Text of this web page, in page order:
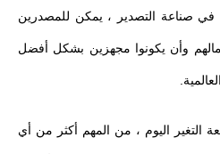
في صناعة التصدير ، يمكن للمصدرين
وأن يكونوا مجهزين بشكل أفضل
التغير اليوم ، من المهم أكثر من أي